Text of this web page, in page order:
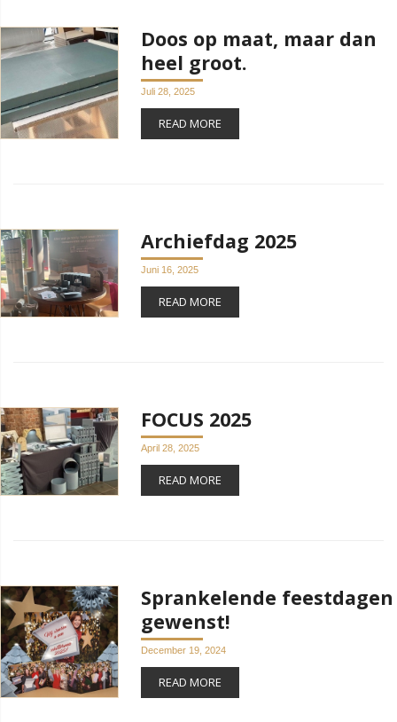
Doos op maat, maar dan
heel groot.
Juli 28, 2025
READ MORE
Archiefdag 2025
Juni 16, 2025
READ MORE
FOCUS 2025
April 28, 2025
READ MORE
Sprankelende feestdagen
gewenst!
December 19, 2024
READ MORE